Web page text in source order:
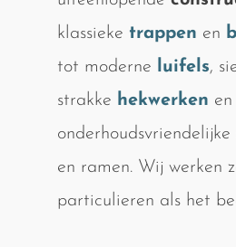
klassieke trappen en
tot moderne luifels,
strakke hekwerken en
en ramen. Wij werken
particulieren als het